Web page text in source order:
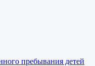
пребывания детей